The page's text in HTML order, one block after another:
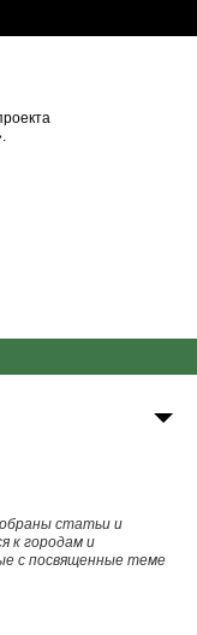
статьи и
к городам и
с посвященные теме